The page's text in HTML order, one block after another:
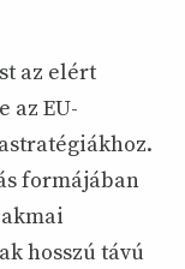
az elért
az EU-
formájában
hosszú távú